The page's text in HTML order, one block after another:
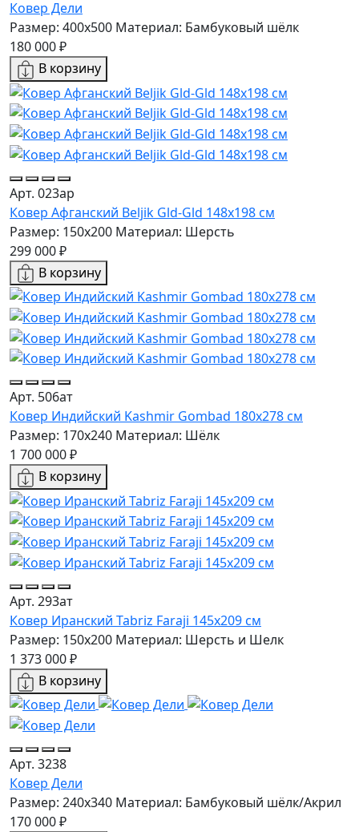
Ковер Дели
Размер: 400x500 Материал: Бамбуковый шёлк
180 000 ₽
В корзину
Арт. 023ар
Ковер Афганский Beljik Gld-Gld 148x198 см
Размер: 150x200 Материал: Шерсть
299 000 ₽
В корзину
Арт. 506ат
Ковер Индийский Kashmir Gombad 180x278 см
Размер: 170x240 Материал: Шёлк
1 700 000 ₽
В корзину
Арт. 293ат
Ковер Иранский Tabriz Faraji 145x209 см
Размер: 150x200 Материал: Шерсть и Шелк
1 373 000 ₽
В корзину
Арт. 3238
Ковер Дели
Размер: 240x340 Материал: Бамбуковый шёлк/Акрил
170 000 ₽